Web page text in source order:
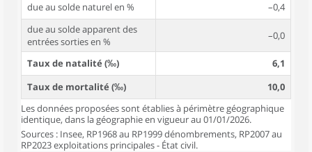
due au solde naturel en %
–0,4
due au solde apparent des
entrées sorties en %
–0,0
Taux de natalité (‰)
6,1
Taux de mortalité (‰)
10,0
Les données proposées sont établies à périmètre géographique
identique, dans la géographie en vigueur au 01/01/2026.
Sources : Insee, RP1968 au RP1999 dénombrements, RP2007 au
RP2023 exploitations principales - État civil.